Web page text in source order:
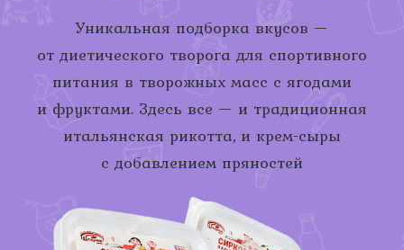
Уникальная подборка вкусов —
от диетического творога для спортивного
питания в творожных масс с ягодами
и фруктами. Здесь все — и традиционная
итальянская рикотта, и крем-сыры
с добавлением пряностей